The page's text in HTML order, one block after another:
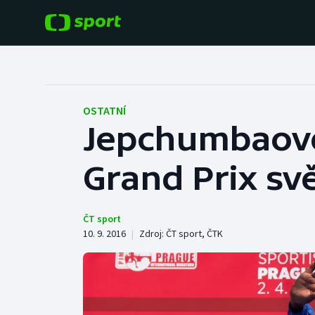
Hokej
Tenis
Cyklistika
Baseball a softbal
Basketbal
Boby a skeleton
OSTATNÍ
Grand Prix
ČT sport
10. 9. 2016 | Zdroj: ČT sport, ČTK